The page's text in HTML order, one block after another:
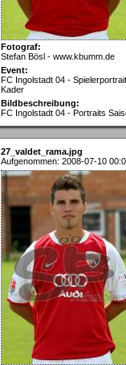
Fotograf:
Stefan Bösl - www.kbumm.de
Event:
FC Ingolstadt 04 -
Kader
Bildbeschreibung:
FC Ingolstadt 04 - Portraits
27_valdet_rama.jpg
Aufgenommen: 2008-07-10